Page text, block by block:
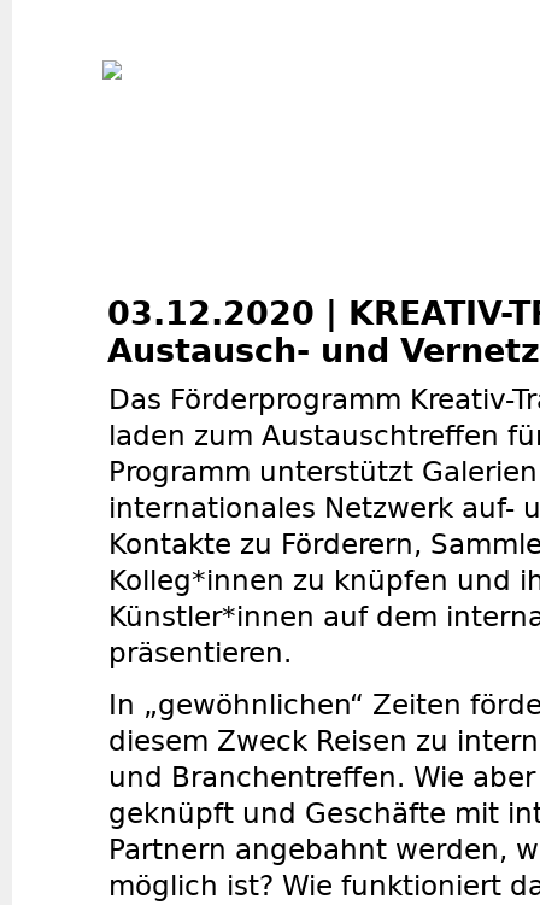
03.12.2020 | KREATIV-
Austausch- und
Das Förderprogramm Kreativ-
laden zum Austauschtreffen
Programm unterstützt
internationales Netzwerk auf-
Kontakte zu Förderern,
Kolleg*innen zu knüpfen und
Künstler*innen auf dem
präsentieren.
In „gewöhnlichen“ Zeiten
diesem Zweck Reisen zu
und Branchentreffen. Wie
geknüpft und Geschäfte mit
Partnern angebahnt werden,
möglich ist? Wie funktioniert